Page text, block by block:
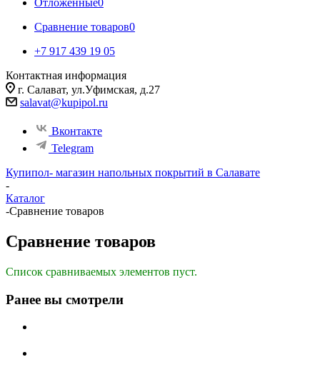
Отложенные0
Сравнение товаров0
+7 917 439 19 05
Контактная информация
г. Салават, ул.Уфимская, д.27
salavat@kupipol.ru
Вконтакте
Telegram
Купипол- магазин напольных покрытий в Салавате
-
Каталог
-Сравнение товаров
Сравнение товаров
Список сравниваемых элементов пуст.
Ранее вы смотрели